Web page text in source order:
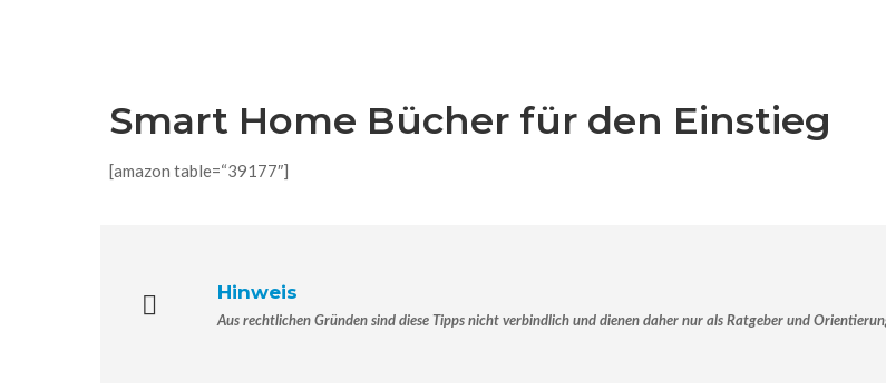
Smart Home Bücher für den Einstieg
[amazon table=“39177″]
Hinweis
Aus rechtlichen Gründen sind diese Tipps nicht verbindlich und dienen daher nur als Ratgeber und